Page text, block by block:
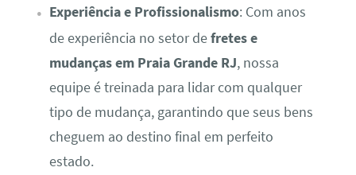
Experiência e Profissionalismo: Com anos
de experiência no setor defretes e
mudanças em Praia Grande RJ, nossa
equipe é treinada para lidar com qualquer
tipo de mudança, garantindo que seus bens
cheguem ao destino final em perfeito
estado.